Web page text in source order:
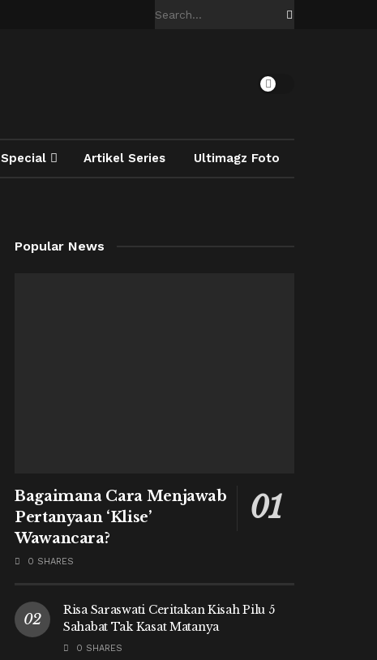
Special Artikel Series Ultimagz Foto
Popular News
Bagaimana Cara Menjawab
Pertanyaan ‘Klise’
Wawancara?
0 SHARES
Risa Saraswati Ceritakan Kisah Pilu 5
Sahabat Tak Kasat Matanya
0 SHARES